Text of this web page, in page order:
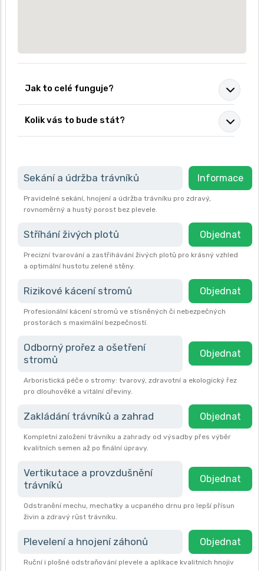
Jak to celé funguje?
Kolik vás to bude stát?
Sekání a údržba trávníků Informace
Pravidelné sekání, hnojení a údržba trávníku pro zdravý,
rovnoměrný a hustý porost bez plevele.
Stříhání živých plotů Objednat
Precizní tvarování a zastřihávání živých plotů pro krásný vzhled
a optimální hustotu zelené stěny.
Rizikové kácení stromů Objednat
Profesionální kácení stromů ve stísněných či nebezpečných
prostorách s maximální bezpečností.
Odborný prořez a ošetření
stromů
Objednat
Arboristická péče o stromy: tvarový, zdravotní a ekologický řez
pro dlouhověké a vitální dřeviny.
Zakládání trávníků a zahrad Objednat
Kompletní založení trávníku a zahrady od výsadby přes výběr
kvalitních semen až po finální úpravy.
Vertikutace a provzdušnění
trávníků
Objednat
Odstranění mechu, mechatky a ucpaného drnu pro lepší přísun
živin a zdravý růst trávníku.
Plevelení a hnojení záhonů Objednat
Ruční i plošné odstraňování plevele a aplikace kvalitních hnojiv